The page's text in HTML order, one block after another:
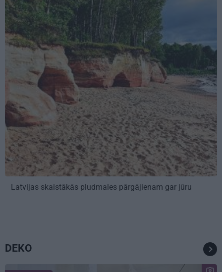
Latvijas skaistākās pludmales pārgājienam gar jūru
DEKO